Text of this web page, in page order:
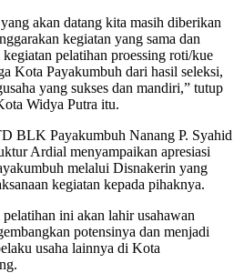
akan datang kita masih diberikan
kegiatan yang sama dan
pelatihan proessing roti/kue
Kota Payakumbuh dari hasil seleksi,
yang sukses dan mandiri,” tutup
Widya Putra itu.
BLK Payakumbuh Nanang P. Syahid
Ardial menyampaikan apresiasi
melalui Disnakerin yang
kegiatan kepada pihaknya.
ini akan lahir usahawan
potensinya dan menjadi
usaha lainnya di Kota